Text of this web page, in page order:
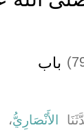
باب
الأَنْصَارِيُّ،